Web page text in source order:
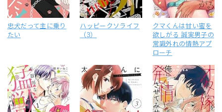
忠犬だって主に乗り
たい
ハッピークソライフ
（3）
クマくんは甘い蜜を
欲しがる 誠実男子の
常識外れの情熱アプ
ローチ